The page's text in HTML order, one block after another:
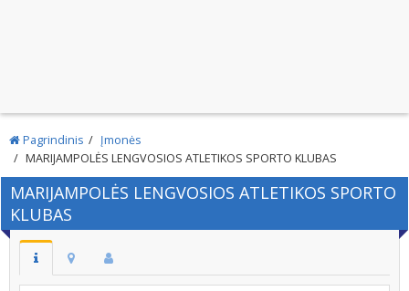
Pagrindinis
Įmonės
MARIJAMPOLĖS LENGVOSIOS ATLETIKOS SPORTO KLUBAS
MARIJAMPOLĖS LENGVOSIOS ATLETIKOS SPORTO
KLUBAS